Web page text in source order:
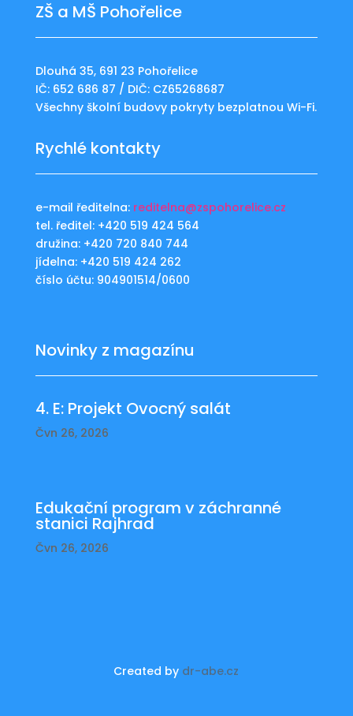
ZŠ a MŠ Pohořelice
Dlouhá 35, 691 23 Pohořelice
IČ: 652 686 87 / DIČ: CZ65268687
Všechny školní budovy pokryty bezplatnou Wi-Fi.
Rychlé kontakty
e-mail ředitelna: reditelna@zspohorelice.cz
tel. ředitel: +420 519 424 564
družina: +420 720 840 744
jídelna: +420 519 424 262
číslo účtu: 904901514/0600
Novinky z magazínu
4. E: Projekt Ovocný salát
Čvn 26, 2026
Edukační program v záchranné
stanici Rajhrad
Čvn 26, 2026
Created by dr-abe.cz